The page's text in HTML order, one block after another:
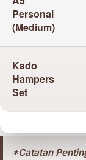
Personal
(Medium)
Kado
Hampers
Set
*Catatan